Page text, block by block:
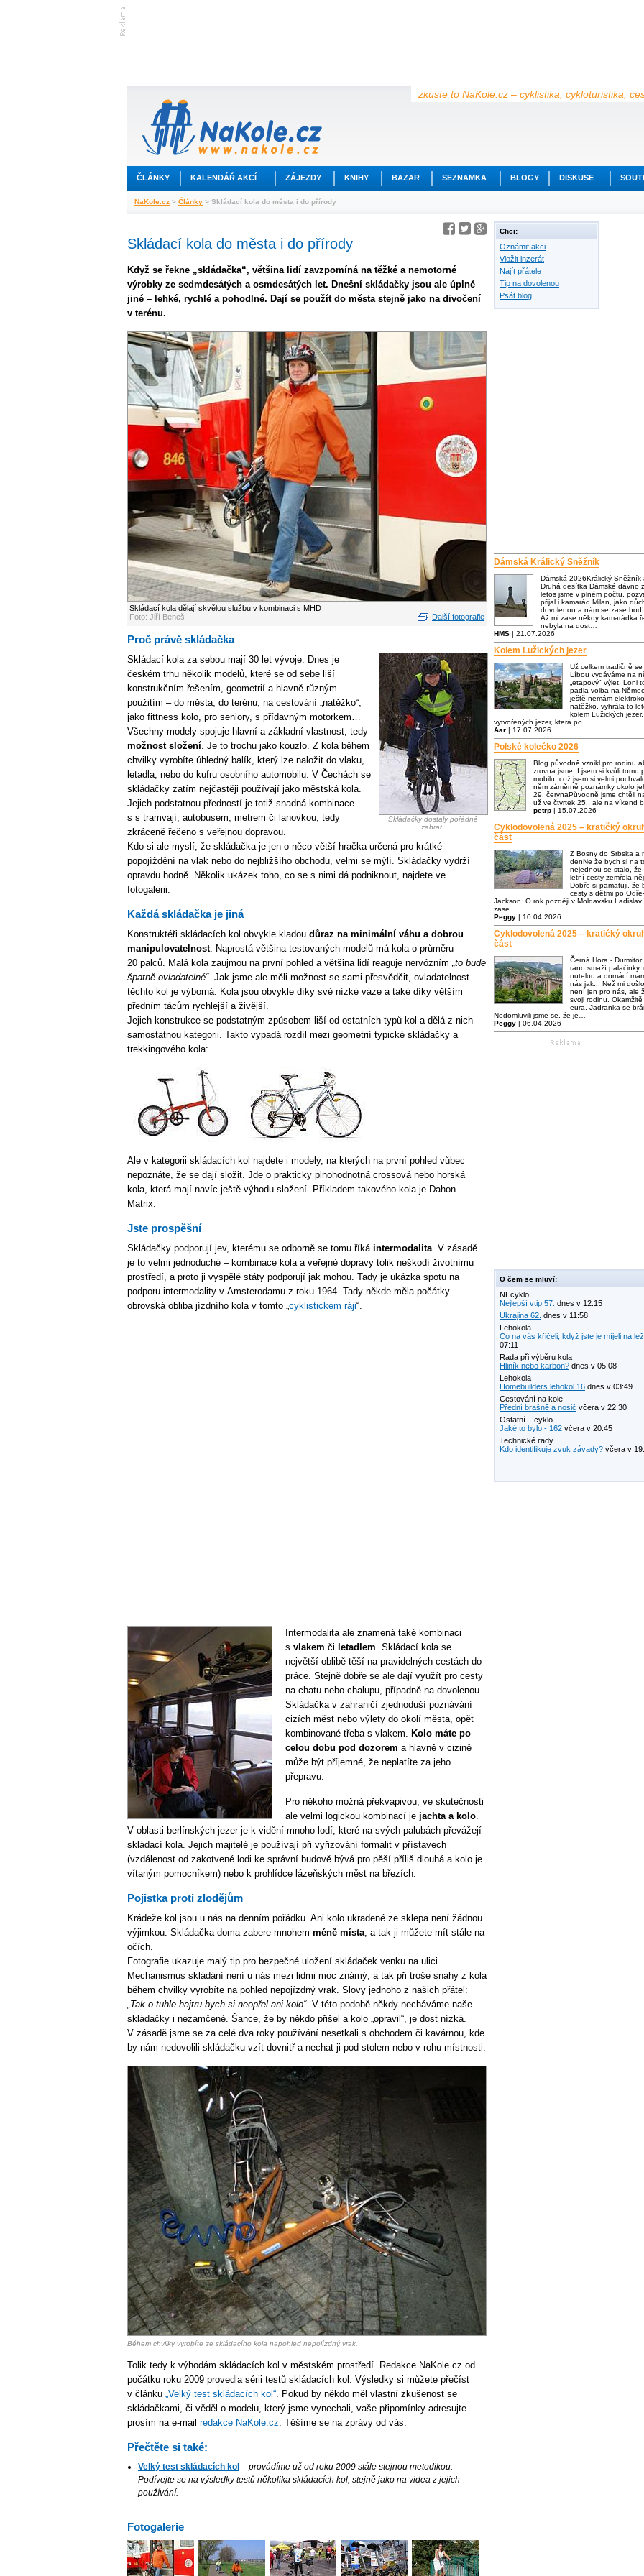
zkuste to NaKole.cz – cyklistika, cykloturistika,
ČLÁNKY KALENDÁŘ AKCÍ ZÁJEZDY KNIHY BAZAR SEZNAMKA BLOGY DISKUSE
NaKole.cz > Články > Skládací kola do města i do přírody
Skládací kola do města i do přírody
Když se řekne „skládačka“, většina lidí zavzpomíná na těžké a nemotorné
výrobky ze sedmdesátých a osmdesátých let. Dnešní skládačky jsou ale úplně
jiné – lehké, rychlé a pohodlné. Dají se použít do města stejně jako na divočení
v terénu.
Skládací kola dělají skvělou službu v kombinaci s MHD
Foto: Jiří Beneš
Další fotografie
Proč právě skládačka
Skládačky dostaly pořádně
zabrat.
Skládací kola za sebou mají 30 let vývoje. Dnes je
českém trhu několik modelů, které se od sebe liší
konstrukčním řešením, geometrií a hlavně různým
použitím – do města, do terénu, na cestování „natěžko“,
jako fittness kolo, pro seniory, s přídavným motorkem…
Všechny modely spojuje hlavní a základní vlastnost, tedy
možnost složení. Je to trochu jako kouzlo. Z kola během
chvilky vyrobíte úhledný balík, který lze naložit do vlaku,
letadla, nebo do kufru osobního automobilu. V Čechách se
skládačky zatím nejčastěji používají jako městská kola.
Jejich podstatnou předností je totiž snadná kombinace
s s tramvají, autobusem, metrem či lanovkou, tedy
zkráceně řečeno s veřejnou dopravou.
Kdo si ale myslí, že skládačka je jen o něco větší hračka určená pro krátké
popojíždění na vlak nebo do nejbližšího obchodu, velmi se mýlí. Skládačky vydrží
opravdu hodně. Několik ukázek toho, co se s nimi dá podniknout, najdete ve
fotogalerii.
Každá skládačka je jiná
Konstruktéři skládacích kol obvykle kladou důraz na minimální váhu a dobrou
manipulovatelnost. Naprostá většina testovaných modelů má kola o průměru
20 palců. Malá kola zaujmou na první pohled a většina lidí reaguje nervózním „to bude
špatně ovladatelné“. Jak jsme ale měli možnost se sami přesvědčit, ovladatelnost
těchto kol je výborná. Kola jsou obvykle díky své nízké váze a také díky větším
předním tácům rychlejší a živější.
Jejich konstrukce se podstatným způsobem liší od ostatních typů kol a dělá z nich
samostatnou kategorii. Takto vypadá rozdíl mezi geometrií typické skládačky a
trekkingového kola:
Ale v kategorii skládacích kol najdete i modely, na kterých na první pohled vůbec
nepoznáte, že se dají složit. Jde o prakticky plnohodnotná crossová nebo horská
kola, která mají navíc ještě výhodu složení. Příkladem takového kola je Dahon
Matrix.
Jste prospěšní
Skládačky podporují jev, kterému se odborně se tomu říká intermodalita. V zásadě
je to velmi jednoduché – kombinace kola a veřejné dopravy tolik neškodí životnímu
prostředí, a proto ji vyspělé státy podporují jak mohou. Tady je ukázka spotu na
podporu intermodality v Amsterodamu z roku 1964. Tady někde měla počátky
obrovská obliba jízdního kola v tomto „cyklistickém ráji“.
Intermodalita ale znamená také kombinaci
s vlakem či letadlem. Skládací kola se
největší oblibě těší na pravidelných cestách do
práce. Stejně dobře se ale dají využít pro cesty
na chatu nebo chalupu, případně na dovolenou.
Skládačka v zahraničí zjednoduší poznávání
cizích měst nebo výlety do okolí města, opět
kombinované třeba s vlakem. Kolo máte po
celou dobu pod dozorem a hlavně v cizině
může být příjemné, že neplatíte za jeho
přepravu.
Pro někoho možná překvapivou, ve skutečnosti
ale velmi logickou kombinací je jachta a kolo.
V oblasti berlínských jezer je k vidění mnoho lodí, které na svých palubách převážejí
skládací kola. Jejich majitelé je používají při vyřizování formalit v přístavech
(vzdálenost od zakotvené lodi ke správní budově bývá pro pěší příliš dlouhá a kolo je
vítaným pomocníkem) nebo k prohlídce lázeňských měst na březích.
Pojistka proti zlodějům
Krádeže kol jsou u nás na denním pořádku. Ani kolo ukradené ze sklepa není žádnou
výjimkou. Skládačka doma zabere mnohem méně místa, a tak ji můžete mít stále na
očích.
Fotografie ukazuje malý tip pro bezpečné uložení skládaček venku na ulici.
Mechanismus skládání není u nás mezi lidmi moc známý, a tak při troše snahy z kola
během chvilky vyrobíte na pohled nepojízdný vrak. Slovy jednoho z našich přátel:
„Tak o tuhle hajtru bych si neopřel ani kolo“. V této podobě někdy necháváme naše
skládačky i nezamčené. Šance, že by někdo přišel a kolo „opravil“, je dost nízká.
V zásadě jsme se za celé dva roky používání nesetkali s obchodem či kavárnou, kde
by nám nedovolili skládačku vzít dovnitř a nechat ji pod stolem nebo v rohu místnosti.
Během chvilky vyrobíte ze skládacího kola napohled nepojízdný vrak.
Tolik tedy k výhodám skládacích kol v městském prostředí. Redakce NaKole.cz od
počátku roku 2009 provedla sérii testů skládacích kol. Výsledky si můžete přečíst
v článku „Velký test skládacích kol“. Pokud by někdo měl vlastní zkušenost se
skládačkami, či věděl o modelu, který jsme vynechali, vaše připomínky adresujte
prosím na e-mail redakce NaKole.cz. Těšíme se na zprávy od vás.
Přečtěte si také:
Velký test skládacích kol – provádíme už od roku 2009 stále stejnou metodikou.
Podívejte se na výsledky testů několika skládacích kol, stejně jako na videa z jejich
používání.
Fotogalerie
Chci:
Oznámit akci
Vložit inzerát
Najít přátele
Tip na dovolenou
Psát blog
Dámská Králický Sněžník
Dámská 2026Králický Sněžník
Druhá desítka Dámské dávno
letos jsme v plném počtu,
přijal i kamarád Milan, jako
dovolenou a nám se zase
Až mi zase někdy kamarádka
nebyla na dost…
HMS | 21.07.2026
Kolem Lužických jezer
Už celkem tradičně
Líbou vydáváme na
„etapový" výlet. Loni
padla volba na
ještě nemám
natěžko, vyhrála to
kolem Lužických
vytvořených jezer, která po…
Aar | 17.07.2026
Polské kolečko 2026
Blog původně vznikl pro rodinu
zrovna jsme. I jsem si kvůli tomu
mobilu, což jsem si velmi
něm záměrně poznámky okolo
29. červnaPůvodně jsme chtěli
už ve čtvrtek 25., ale na víkend
petrp | 15.07.2026
Cyklodovolená 2025 – kratičký
část
Z Bosny do Srbska a
denNe že bych si na
nejednou se stalo,
letní cesty zemřela
Dobře si pamatuji, že
cesty s dětmi po
Jackson. O rok později v Moldavsku Ladislav
zase…
Peggy | 10.04.2026
Cyklodovolená 2025 – kratičký
část
Černá Hora -
ráno smaží palačinky,
nutelou a domácí
nás jak... Než mi
není jen pro nás, ale
svoji rodinu.
eura. Jadranka se
Nedomluvili jsme se, že je…
Peggy | 06.04.2026
O čem se mluví:
NEcyklo
Nejlepší vtip 57. dnes v 12:15
Ukrajina 62. dnes v 11:58
Lehokola
Co na vás křičeli, když jste je míjeli na
07:11
Rada při výběru kola
Hliník nebo karbon? dnes v 05:08
Lehokola
Homebuilders lehokol 16 dnes v 03:49
Cestování na kole
Přední brašně a nosič včera v 22:30
Ostatní – cyklo
Jaké to bylo - 162 včera v 20:45
Technické rady
Kdo identifikuje zvuk závady? včera v